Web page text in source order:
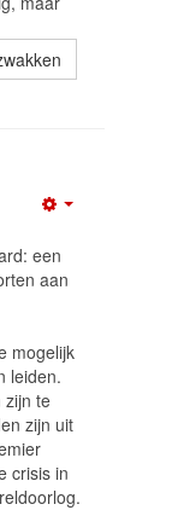
een
aan
mogelijk
leiden.
zijn te
zijn uit
crisis in